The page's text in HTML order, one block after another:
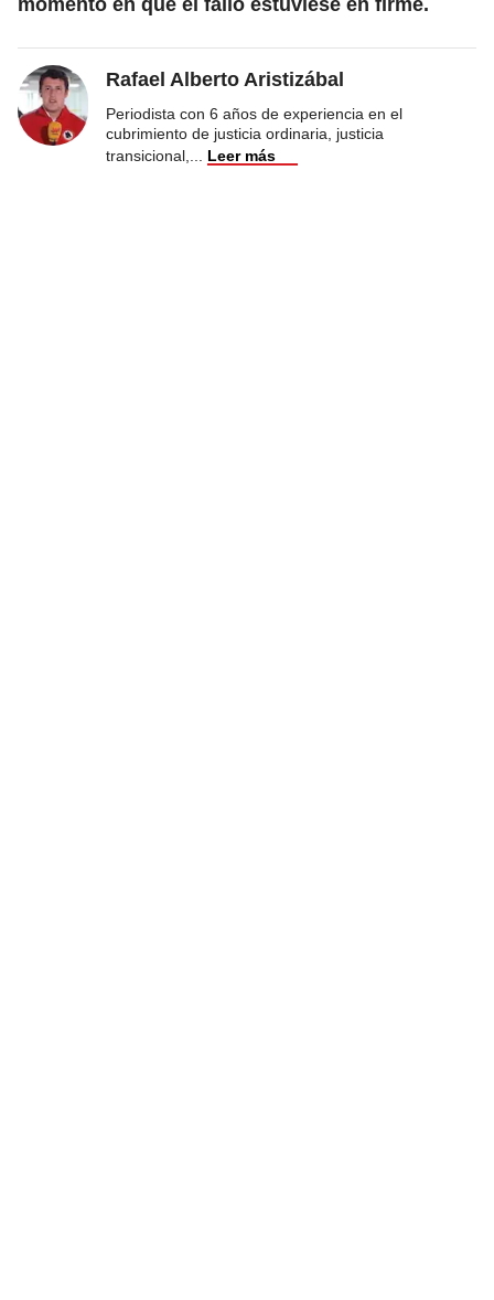
Rafael Alberto Aristizábal
Periodista con 6 años de experiencia en el
cubrimiento de justicia ordinaria, justicia
transicional,
Leer más